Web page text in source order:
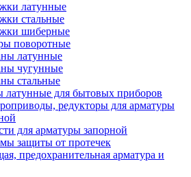
латунные
стальные
шиберные
поворотные
латунные
чугунные
стальные
латунные для бытовых приборов
редукторы для арматуры
для арматуры запорной
защиты от протечек
предохранительная арматура и